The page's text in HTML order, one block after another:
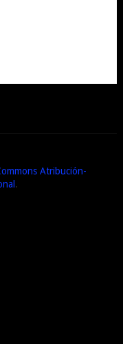
Atribución-
.